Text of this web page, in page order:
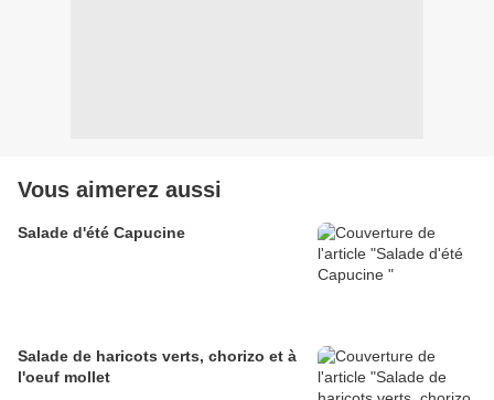
Vous aimerez aussi
Salade d'été Capucine
Salade de haricots verts, chorizo et à
l'oeuf mollet